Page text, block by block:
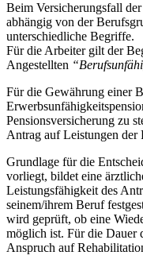
Beim Versicherungsfall
abhängig von der
unterschiedliche Begriffe.
Für die Arbeiter gilt der
Angestellten
Für die Gewährung einer
Pensionsversicherung zu
Antrag auf Leistungen der
Grundlage für die
vorliegt, bildet eine
Leistungsfähigkeit des
seinem/ihrem Beruf
wird geprüft, ob eine
möglich ist. Für die Dauer
Anspruch auf